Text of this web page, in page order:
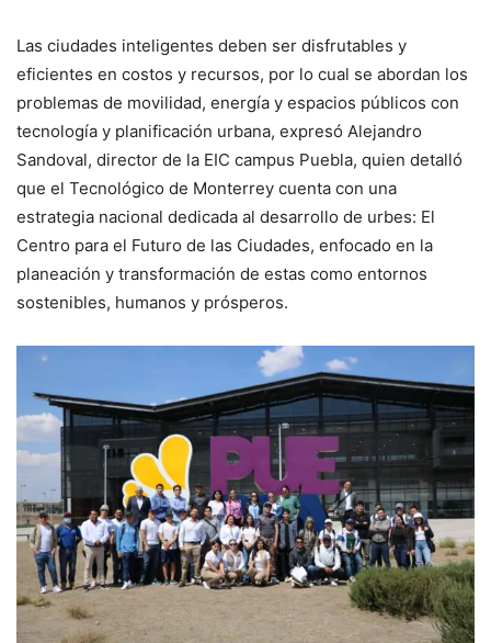
Las ciudades inteligentes deben ser disfrutables y
eficientes en costos y recursos, por lo cual se abordan los
problemas de movilidad, energía y espacios públicos con
tecnología y planificación urbana, expresó Alejandro
Sandoval, director de la EIC campus Puebla, quien detalló
que el Tecnológico de Monterrey cuenta con una
estrategia nacional dedicada al desarrollo de urbes: El
Centro para el Futuro de las Ciudades, enfocado en la
planeación y transformación de estas como entornos
sostenibles, humanos y prósperos.